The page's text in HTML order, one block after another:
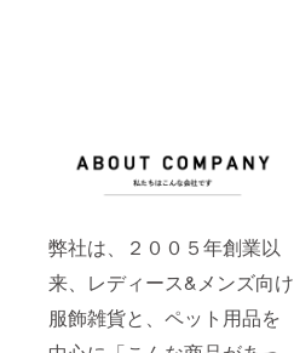
弊社は、２００５年創業以
来、レディース&メンズ向け
服飾雑貨と、ペット用品を